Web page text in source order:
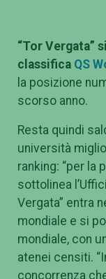
“Tor Vergata”
classifica QS
la posizione
scorso anno.
Resta quindi
università
ranking: “per la
sottolinea
Vergata” entra
mondiale e si
mondiale, con
atenei censiti.
concorrenza